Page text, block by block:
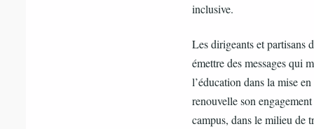
inclusive.
Les dirigeants et partisans
émettre des messages qui
l’éducation dans la mise
renouvelle son
campus, dans le milieu de